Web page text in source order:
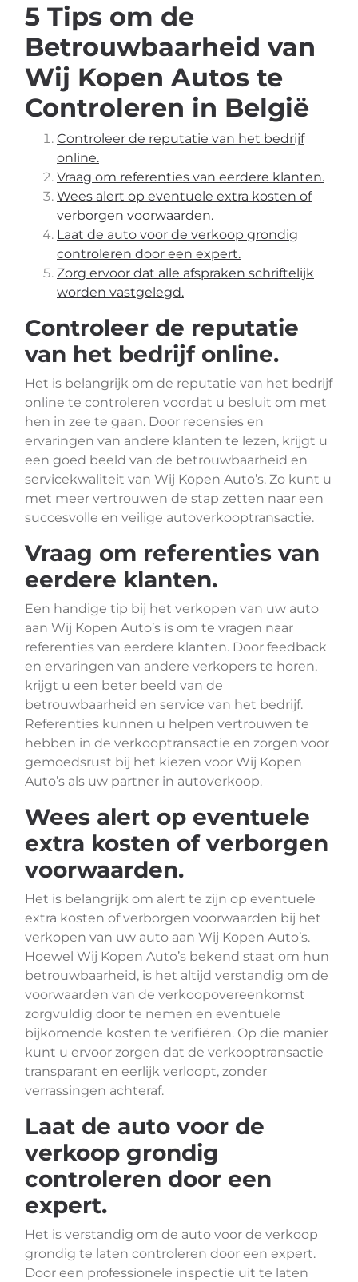
5 Tips om de
Betrouwbaarheid van
Wij Kopen Autos te
Controleren in België
Controleer de reputatie van het bedrijf
online.
Vraag om referenties van eerdere klanten.
Wees alert op eventuele extra kosten of
verborgen voorwaarden.
Laat de auto voor de verkoop grondig
controleren door een expert.
Zorg ervoor dat alle afspraken schriftelijk
worden vastgelegd.
Controleer de reputatie
van het bedrijf online.
Het is belangrijk om de reputatie van het bedrijf
online te controleren voordat u besluit om met
hen in zee te gaan. Door recensies en
ervaringen van andere klanten te lezen, krijgt u
een goed beeld van de betrouwbaarheid en
servicekwaliteit van Wij Kopen Auto’s. Zo kunt u
met meer vertrouwen de stap zetten naar een
succesvolle en veilige autoverkooptransactie.
Vraag om referenties van
eerdere klanten.
Een handige tip bij het verkopen van uw auto
aan Wij Kopen Auto’s is om te vragen naar
referenties van eerdere klanten. Door feedback
en ervaringen van andere verkopers te horen,
krijgt u een beter beeld van de
betrouwbaarheid en service van het bedrijf.
Referenties kunnen u helpen vertrouwen te
hebben in de verkooptransactie en zorgen voor
gemoedsrust bij het kiezen voor Wij Kopen
Auto’s als uw partner in autoverkoop.
Wees alert op eventuele
extra kosten of verborgen
voorwaarden.
Het is belangrijk om alert te zijn op eventuele
extra kosten of verborgen voorwaarden bij het
verkopen van uw auto aan Wij Kopen Auto’s.
Hoewel Wij Kopen Auto’s bekend staat om hun
betrouwbaarheid, is het altijd verstandig om de
voorwaarden van de verkoopovereenkomst
zorgvuldig door te nemen en eventuele
bijkomende kosten te verifiëren. Op die manier
kunt u ervoor zorgen dat de verkooptransactie
transparant en eerlijk verloopt, zonder
verrassingen achteraf.
Laat de auto voor de
verkoop grondig
controleren door een
expert.
Het is verstandig om de auto voor de verkoop
grondig te laten controleren door een expert.
Door een professionele inspectie uit te laten